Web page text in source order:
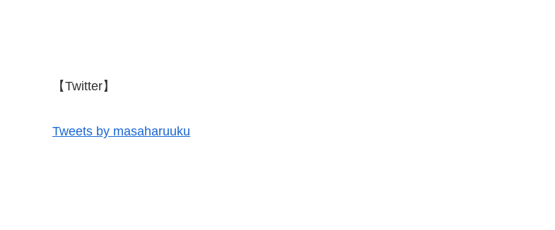
【Twitter】
Tweets by masaharuuku